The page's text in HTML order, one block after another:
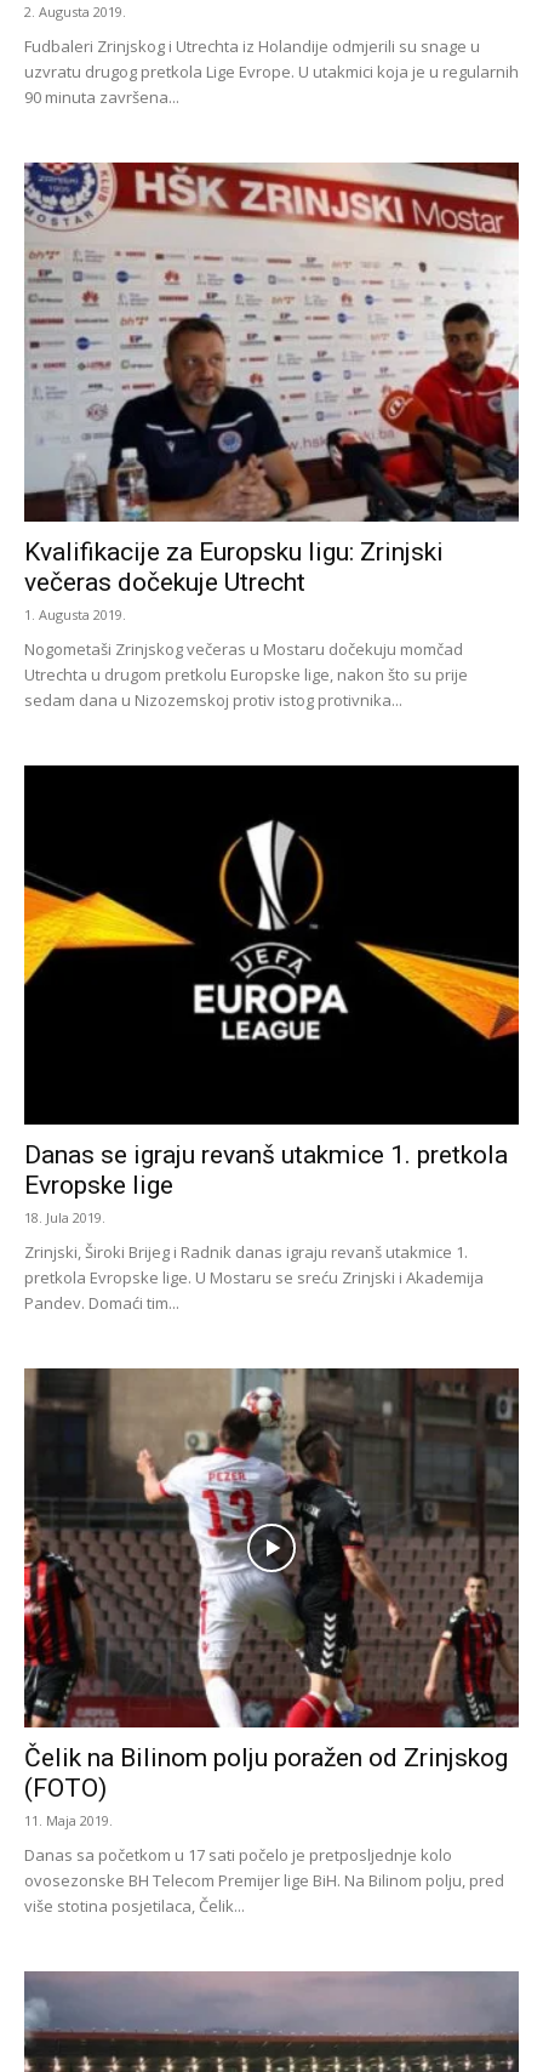
2. Augusta 2019.
Fudbaleri Zrinjskog i Utrechta iz Holandije odmjerili su snage u
uzvratu drugog pretkola Lige Evrope. U utakmici koja je u regularnih
90 minuta završena...
Kvalifikacije za Europsku ligu: Zrinjski
večeras dočekuje Utrecht
1. Augusta 2019.
Nogometaši Zrinjskog večeras u Mostaru dočekuju momčad
Utrechta u drugom pretkolu Europske lige, nakon što su prije
sedam dana u Nizozemskoj protiv istog protivnika...
Danas se igraju revanš utakmice 1. pretkola
Evropske lige
18. Jula 2019.
Zrinjski, Široki Brijeg i Radnik danas igraju revanš utakmice 1.
pretkola Evropske lige. U Mostaru se sreću Zrinjski i Akademija
Pandev. Domaći tim...
Čelik na Bilinom polju poražen od Zrinjskog
(FOTO)
11. Maja 2019.
Danas sa početkom u 17 sati počelo je pretposljednje kolo
ovosezonske BH Telecom Premijer lige BiH. Na Bilinom polju, pred
više stotina posjetilaca, Čelik...